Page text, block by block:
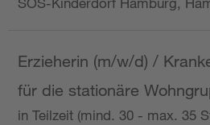
Erzieherin (m/w/d) /
für die stationäre
in Teilzeit (mind. 30 - max. 35